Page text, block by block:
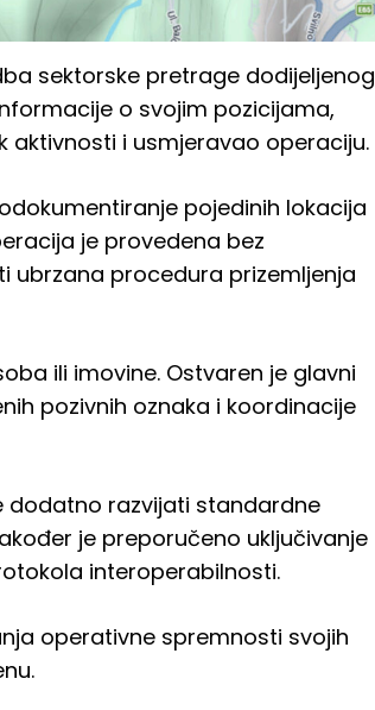
sektorske pretrage dodijeljenog
o svojim pozicijama,
i usmjeravao operaciju.
pojedinih lokacija
je provedena bez
ubrzana procedura prizemljenja
ili imovine. Ostvaren je glavni
pozivnih oznaka i koordinacije
dodatno razvijati standardne
je preporučeno uključivanje
interoperabilnosti.
operativne spremnosti svojih